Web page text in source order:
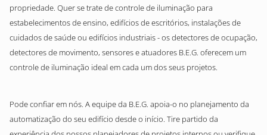
propriedade. Quer se trate de controle de iluminação para
estabelecimentos de ensino, edifícios de escritórios, instalações de
cuidados de saúde ou edifícios industriais - os detectores de ocupação,
detectores de movimento, sensores e atuadores B.E.G. oferecem um
controle de iluminação ideal em cada um dos seus projetos.
Pode confiar em nós. A equipe da B.E.G. apoia-o no planejamento da
automatização do seu edifício desde o início. Tire partido da